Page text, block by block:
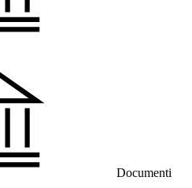
Documenti